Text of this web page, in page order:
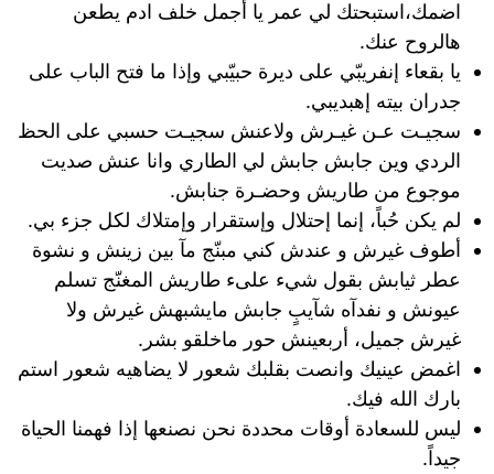
اضمك،استبحتك لي عمر يا أجمل خلف ادم يطعن
هالروح عنك.
يا بقعاء إنفريبّي على ديرة حبيّبي وإذا ما فتح الباب على
جدران بيته إهبديبي.
سجيـت عـن غيـرش ولاعنش سجيـت حسبي على الحظ
الردي وين جابش جابش لي الطاري وانا عنش صديت
موجوع من طاريش وحضـرة جنابش.
لم يكن حُباً، إنما إحتلال وإستقرار وإمتلاك لكل جزء بي.
أطوف غيرش و عندش كني مبنّج مآ بين زينش و نشوة
عطر ثيابش بقول شيء علىء طاريش المغنّج تسلم
عيونش و نفدآه شآيبٍ جابش مايشبهش غيرش ولا
غيرش جميل، أربعينش حور ماخلقو بشر.
اغمض عينيك وانصت بقلبك شعور لا يضاهيه شعور استم
بارك الله فيك.
‏‏‏‏‏‏‏‏ليس للسعادة أوقات محددة نحن نصنعها إذا فهمنا الحياة
جيداً.